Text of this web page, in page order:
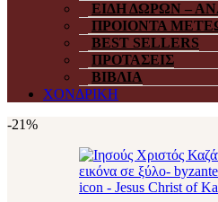
ΕΙΔΗ ΔΩΡΩΝ –
ΠΡΟΙΟΝΤΑ
BEST SELLERS
ΠΡΟΤΑΣΕΙΣ
ΒΙΒΛΙΑ
ΧΟΝΔΡΙΚΗ
-21%